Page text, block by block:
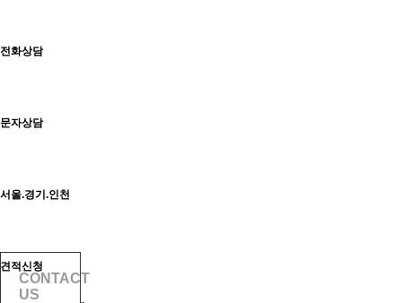
전화상담
문자상담
서울.경기.인천
견적신청
CONTACT
US